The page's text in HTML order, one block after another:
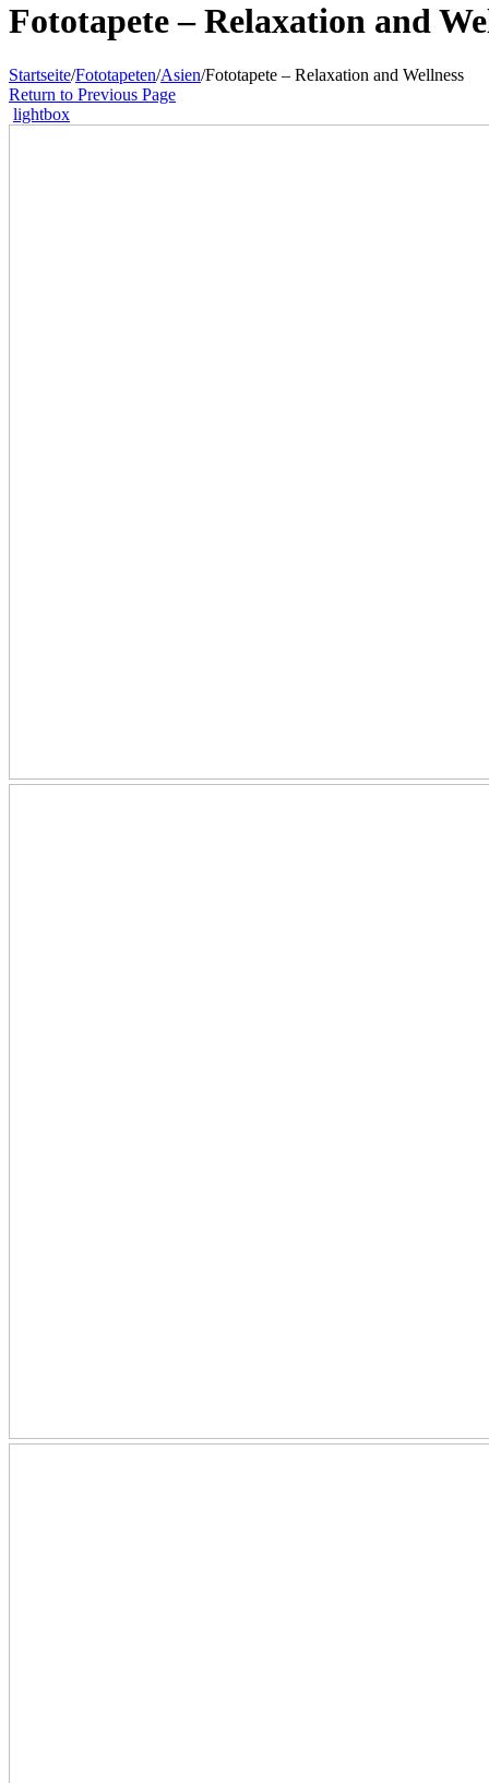
Fototapete – Relaxation and
Startseite/Fototapeten/Asien/Fototapete – Relaxation and Wellness
Return to Previous Page
lightbox